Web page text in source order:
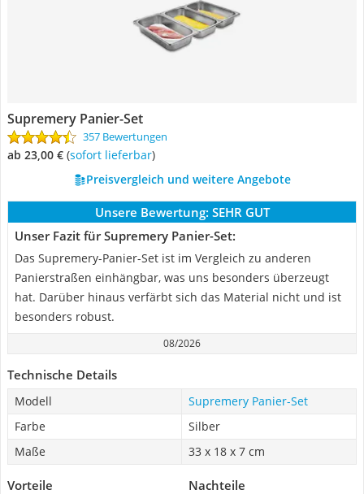
Supremery Panier-Set
357 Bewertungen
ab 23,00 € ( Sofort lieferbar)
Preisvergleich und weitere Angebote
Unsere Bewertung: SEHR GUT
Unser Fazit für Supremery Panier-Set:
Das Supremery-Panier-Set ist im Vergleich zu anderen
Panierstraßen einhängbar, was uns besonders überzeugt
hat. Darüber hinaus verfärbt sich das Material nicht und ist
besonders robust.
08/2026
Technische Details
Modell
Supremery Panier-Set
Farbe
Silber
Maße
33 x 18 x 7 cm
Vorteile Nachteile